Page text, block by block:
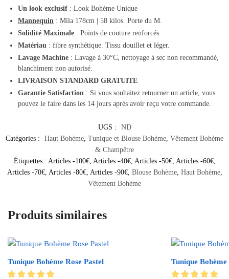
Un look exclusif : Look Bohème Unique
Mannequin : Mila 178cm | 58 kilos. Porte du M.
Solidité Maximale : Points de couture renforcés
Matériau : fibre synthétique. Tissu douillet et léger.
Lavage Machine : Lavage à 30°C, nettoyage à sec non recommandé,
blanchiment non autorisé.
LIVRAISON STANDARD GRATUITE
Garantie Satisfaction : Si vous souhaitez retourner un article, vous
pouvez le faire dans les 14 jours après avoir reçu votre commande.
UGS :
ND
Catégories :
Haut Bohème, Tunique et Blouse Bohème, Vêtement Bohème
& Champêtre
Étiquettes : Articles -100€, Articles -40€, Articles -50€, Articles -60€,
Articles -70€, Articles -80€, Articles -90€, Blouse Bohème, Haut Bohème,
Vêtement Bohème
Produits similaires
Tunique Bohème Rose Pastel Tunique